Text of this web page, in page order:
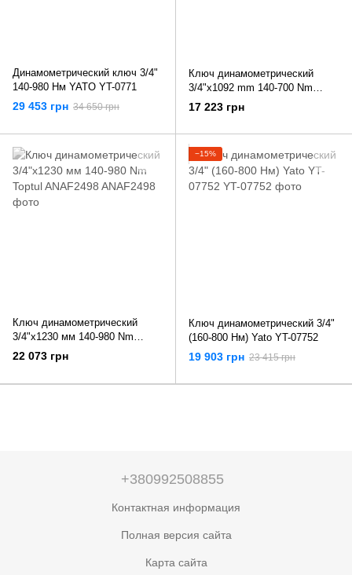
Динамометрический ключ 3/4"
140-980 Нм YATO YT-0771
29 453 грн 34 650 грн
Ключ динамометрический
3/4"x1092 mm 140-700 Nm
Toptul ANAF2470
17 223 грн
Ключ динамометрический
3/4"x1230 мм 140-980 Nm
Toptul ANAF2498
22 073 грн
−15%
Ключ динамометрический 3/4"
(160-800 Нм) Yato YT-07752
19 903 грн 23 415 грн
+380992508855
Контактная информация
Полная версия сайта
Карта сайта